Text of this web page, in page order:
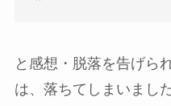
と感想・脱落を告げら
は、落ちてしまいました